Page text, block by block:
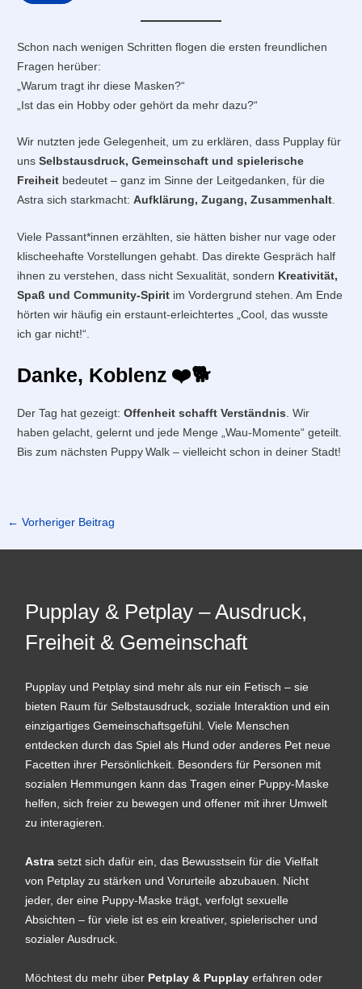
Schon nach wenigen Schritten flogen die ersten freundlichen
Fragen herüber:
„Warum tragt ihr diese Masken?“
„Ist das ein Hobby oder gehört da mehr dazu?“
Wir nutzten jede Gelegenheit, um zu erklären, dass Pupplay für
unsSelbstausdruck, Gemeinschaft und spielerische
Freiheit bedeutet – ganz im Sinne der Leitgedanken, für die
Astra sich starkmacht:Aufklärung, Zugang, Zusammenhalt.
Viele Passant*innen erzählten, sie hätten bisher nur vage oder
klischeehafte Vorstellungen gehabt. Das direkte Gespräch half
ihnen zu verstehen, dass nicht Sexualität, sondern Kreativität,
Spaß und Community‑Spirit im Vordergrund stehen. Am Ende
hörten wir häufig ein erstaunt‑erleichtertes „Cool, das wusste
ich gar nicht!“.
Danke, Koblenz ❤️🐕
Der Tag hat gezeigt:Offenheit schafft Verständnis. Wir
haben gelacht, gelernt und jede Menge „Wau‑Momente“ geteilt.
Bis zum nächsten Puppy Walk – vielleicht schon in deiner Stadt!
← Vorheriger Beitrag
Pupplay & Petplay – Ausdruck,
Freiheit & Gemeinschaft
Pupplay und Petplay sind mehr als nur ein Fetisch – sie
bieten Raum für Selbstausdruck, soziale Interaktion und ein
einzigartiges Gemeinschaftsgefühl. Viele Menschen
entdecken durch das Spiel als Hund oder anderes Pet neue
Facetten ihrer Persönlichkeit. Besonders für Personen mit
sozialen Hemmungen kann das Tragen einer Puppy-Maske
helfen, sich freier zu bewegen und offener mit ihrer Umwelt
zu interagieren.
Astra setzt sich dafür ein, das Bewusstsein für die Vielfalt
von Petplay zu stärken und Vorurteile abzubauen. Nicht
jeder, der eine Puppy-Maske trägt, verfolgt sexuelle
Absichten – für viele ist es ein kreativer, spielerischer und
sozialer Ausdruck.
Möchtest du mehr über Petplay & Pupplay erfahren oder